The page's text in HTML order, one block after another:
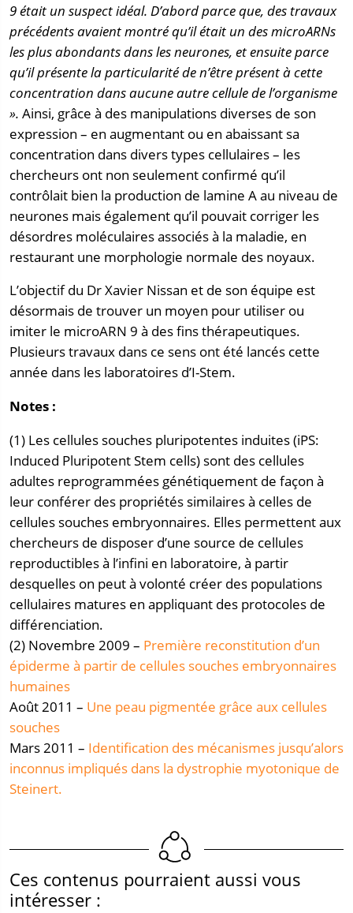
9 était un suspect idéal. D’abord parce que, des travaux
précédents avaient montré qu’il était un des microARNs
les plus abondants dans les neurones, et ensuite parce
qu’il présente la particularité de n’être présent à cette
concentration dans aucune autre cellule de l’organisme
». Ainsi, grâce à des manipulations diverses de son
expression – en augmentant ou en abaissant sa
concentration dans divers types cellulaires – les
chercheurs ont non seulement confirmé qu’il
contrôlait bien la production de lamine A au niveau de
neurones mais également qu’il pouvait corriger les
désordres moléculaires associés à la maladie, en
restaurant une morphologie normale des noyaux.
L’objectif du Dr Xavier Nissan et de son équipe est
désormais de trouver un moyen pour utiliser ou
imiter le microARN 9 à des fins thérapeutiques.
Plusieurs travaux dans ce sens ont été lancés cette
année dans les laboratoires d’I-Stem.
Notes :
(1) Les cellules souches pluripotentes induites (iPS:
Induced Pluripotent Stem cells) sont des cellules
adultes reprogrammées génétiquement de façon à
leur conférer des propriétés similaires à celles de
cellules souches embryonnaires. Elles permettent aux
chercheurs de disposer d’une source de cellules
reproductibles à l’infini en laboratoire, à partir
desquelles on peut à volonté créer des populations
cellulaires matures en appliquant des protocoles de
différenciation.
(2) Novembre 2009 – Première reconstitution d’un
épiderme à partir de cellules souches embryonnaires
humaines
Août 2011 – Une peau pigmentée grâce aux cellules
souches
Mars 2011 – Identification des mécanismes jusqu’alors
inconnus impliqués dans la dystrophie myotonique de
Steinert.
Ces contenus pourraient aussi vous
intéresser :